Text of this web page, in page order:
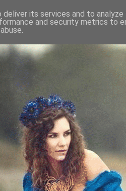
its services and to
and security metrics to